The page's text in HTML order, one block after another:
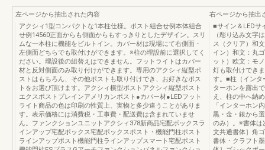
左ページから抽出された内容
アクシィ1型コンパクトな1本柱仕様。ポスト組合せ例本体組合
せ例14560正面からも側面からもすっきりとしたデザイン。スリ
ムな一本柱に機能をビルトイン。カバー材は現場にて右側面・
左側面どちらでも取付けができます。※柱の埋設前に選択してく
ださい。埋設後の組替えはできません。フットライトはカバー
材と反対側面のみ取り付けができます。専用のアクシィ縦型ポ
ストはもちろん、その他ポストも取り付けでき、お好きなポス
トをお選び頂けます。アクシィ横型ポストアクシィ縦型ポスト
エクスポストプレインアメリカンポスト●カバー材●LEDフット
ライト商品の色は印刷の性質上、実物と多少違うことがありま
す。表示価格には消費税・工事費・配送費は含まれていませ
ん。ファンクションユニットアクシィ378新商品宅配ボックスラ
インアップ宅配ボックス宅配ボックスポスト・機能門柱ポスト
ラインアップポスト機能門柱ラインアップスマート宅配ポスト
右ページから抽出
■サイン＆LEDサ
（彫り込み文字
ス（クリア）和
イン）和文：丸
ット）欧文：モ
灯も取付けでき
す。■柱（インタ
ターホンを露出
え、柱の中へ納
「インターホン
黒・金・銀から
のみ）。※書体は
文共通書体］角
書体・クラフト